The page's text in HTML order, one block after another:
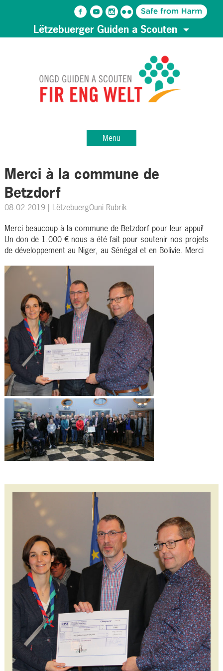
Lëtzebuerger Guiden a Scouten
Menü
Merci à la commune de
Betzdorf
08.02.2019| LëtzebuergOuni Rubrik
Merci beaucoup à la commune de Betzdorf pour leur appui!
Un don de 1.000 € nous a été fait pour soutenir nos projets
de développement au Niger, au Sénégal et en Bolivie. Merci